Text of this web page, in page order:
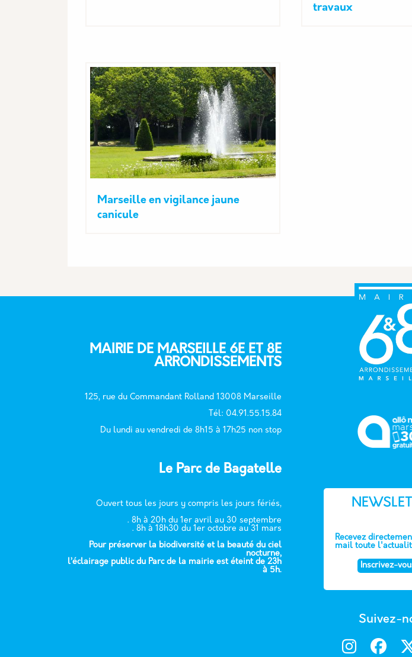
travaux
Marseille en vigilance jaune
canicule
MAIRIE DE MARSEILLE 6E ET 8E
ARRONDISSEMENTS
125, rue du Commandant Rolland 13008 Marseille
Tél: 04.91.55.15.84
Du lundi au vendredi de 8h15 à 17h25 non stop
Le Parc de Bagatelle
Ouvert tous les jours y compris les jours fériés,
. 8h à 20h du 1er avril au 30 septembre
. 8h à 18h30 du 1er octobre au 31 mars
Pour préserver la biodiversité et la beauté du ciel
nocturne,
l’éclairage public du Parc de la mairie est éteint de 23h
à 5h.
Recevez
mail toute
Inscrivez-
Suivez-